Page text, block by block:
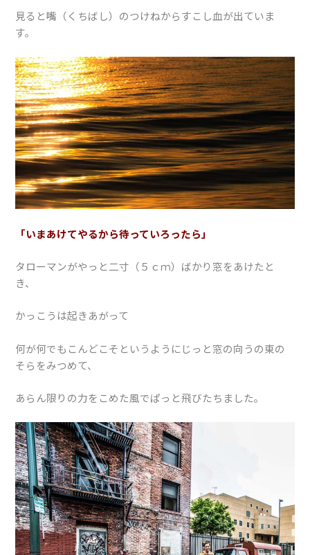
見ると嘴（くちばし）のつけねからすこし血が出ていま
す。
「いまあけてやるから待っていろったら」
タローマンがやっと二寸（５ｃｍ）ばかり窓をあけたと
き、
かっこうは起きあがって
何が何でもこんどこそというようにじっと窓の向うの東の
そらをみつめて、
あらん限りの力をこめた風でぱっと飛びたちました。